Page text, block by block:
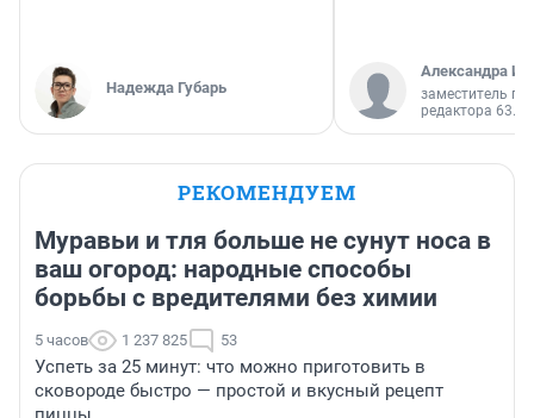
Надежда Губарь
Александра
заместитель
редактора 63.RU
РЕКОМЕНДУЕМ
Муравьи и тля больше не сунут носа в
ваш огород: народные способы
борьбы с вредителями без химии
5 часов 1 237 825 53
Успеть за 25 минут: что можно приготовить в
сковороде быстро — простой и вкусный рецепт